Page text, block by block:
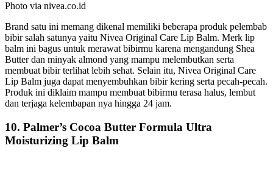
Photo via nivea.co.id
Brand satu ini memang dikenal memiliki beberapa produk pelembab
bibir salah satunya yaitu Nivea Original Care Lip Balm. Merk lip
balm ini bagus untuk merawat bibirmu karena mengandung Shea
Butter dan minyak almond yang mampu melembutkan serta
membuat bibir terlihat lebih sehat. Selain itu, Nivea Original Care
Lip Balm juga dapat menyembuhkan bibir kering serta pecah-pecah.
Produk ini diklaim mampu membuat bibirmu terasa halus, lembut
dan terjaga kelembapan nya hingga 24 jam.
10. Palmer’s Cocoa Butter Formula Ultra
Moisturizing Lip Balm